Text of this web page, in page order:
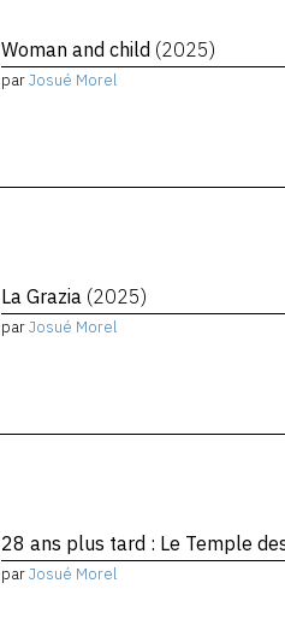
Woman and child (2025)
parJosué Morel
La Grazia (2025)
parJosué Morel
28 ans plus tard : Le Temple
parJosué Morel